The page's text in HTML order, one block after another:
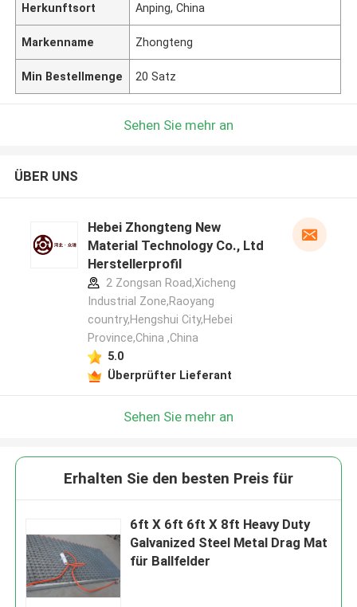
Herkunftsort Anping, China
Markenname Zhongteng
Min Bestellmenge 20 Satz
Sehen Sie mehr an
ÜBER UNS
Hebei Zhongteng New
Material Technology Co., Ltd
Herstellerprofil
2 Zongsan Road,Xicheng
Industrial Zone,Raoyang
country,Hengshui City,Hebei
Province,China ,China
5.0
Überprüfter Lieferant
Sehen Sie mehr an
Erhalten Sie den besten Preis für
6ft X 6ft 6ft X 8ft Heavy Duty
Galvanized Steel Metal Drag Mat
für Ballfelder